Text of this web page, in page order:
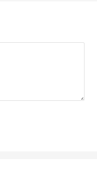
腹，把这个冻
住了小可怜的